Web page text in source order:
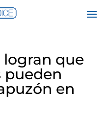
que
pueden
en